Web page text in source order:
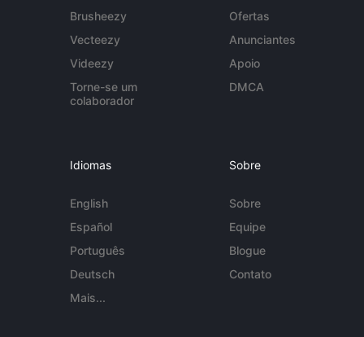
Brusheezy
Vecteezy
Videezy
Torne-se um
colaborador
Ofertas
Anunciantes
Apoio
DMCA
Idiomas
English
Español
Português
Deutsch
Mais...
Sobre
Sobre
Equipe
Blogue
Contato